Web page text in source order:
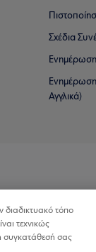
Σχέδια
Ενημέρωση
Αγγλικά)
διαδικτυακό τόπο
τεχνικώς
συγκατάθεσή σας